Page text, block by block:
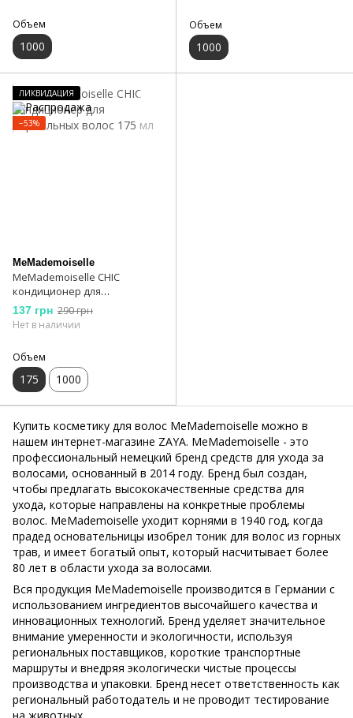
Объем
1000
Объем
1000
ЛИКВИДАЦИЯ
−53%
MeMademoiselle
MeMademoiselle CHIC
кондиционер для
нормальных волос 175 мл
137 грн 290 грн
Нет в наличии
Объем
175 1000
Купить косметику для волос MeMademoiselle можно в
нашем интернет-магазине ZAYA. MeMademoiselle - это
профессиональный немецкий бренд средств для ухода за
волосами, основанный в 2014 году. Бренд был создан,
чтобы предлагать высококачественные средства для
ухода, которые направлены на конкретные проблемы
волос. MeMademoiselle уходит корнями в 1940 год, когда
прадед основательницы изобрел тоник для волос из горных
трав, и имеет богатый опыт, который насчитывает более
80 лет в области ухода за волосами.
Вся продукция MeMademoiselle производится в Германии с
использованием ингредиентов высочайшего качества и
инновационных технологий. Бренд уделяет значительное
внимание умеренности и экологичности, используя
региональных поставщиков, короткие транспортные
маршруты и внедряя экологически чистые процессы
производства и упаковки. Бренд несет ответственность как
региональный работодатель и не проводит тестирование
на животных.